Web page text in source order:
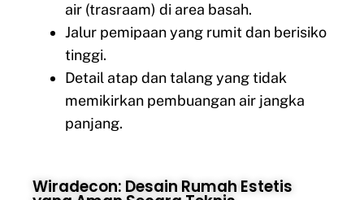
air (trasraam) di area basah.
Jalur pemipaan yang rumit dan berisiko
tinggi.
Detail atap dan talang yang tidak
memikirkan pembuangan air jangka
panjang.
Wiradecon: Desain Rumah Estetis